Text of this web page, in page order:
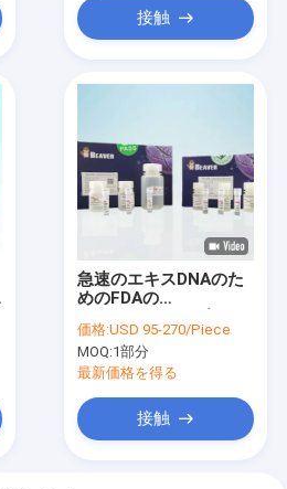
接触
急速のエキスDNAのた
めのFDAの
のキット
価格:USD 95-270/Piece
MOQ:1部分
最新価格を得る
接触